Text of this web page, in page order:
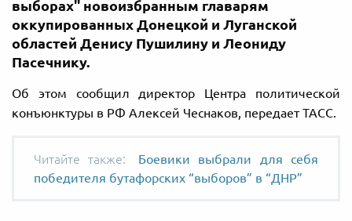
выборах" новоизбранным главарям
оккупированных Донецкой и Луганской
областей Денису Пушилину и Леониду
Пасечнику.
Об этом сообщил директор Центра политической
конъюнктуры в РФ Алексей Чеснаков, передает ТАСС.
Боевики выбрали для себя
победителя бутафорских “выборов” в “ДНР”